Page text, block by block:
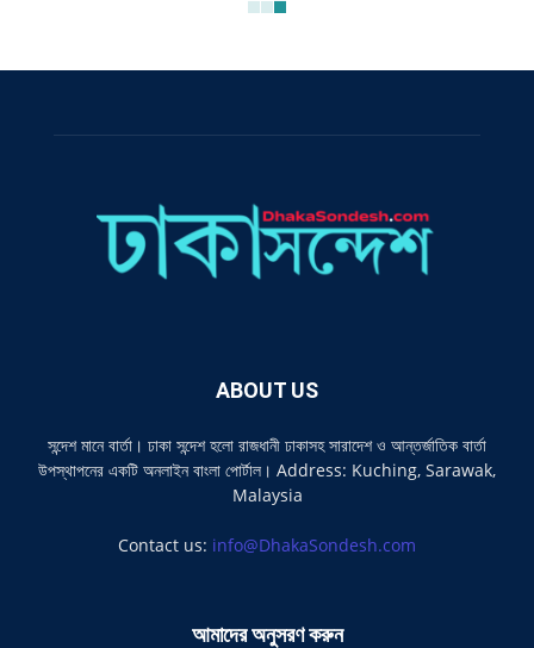
ABOUT US
সন্দেশ মানে বার্তা। ঢাকা সন্দেশ হলো রাজধানী ঢাকাসহ সারাদেশ ও আন্তর্জাতিক বার্তা
উপস্থাপনের একটি অনলাইন বাংলা পোর্টাল। Address: Kuching, Sarawak,
Malaysia
Contact us: info@DhakaSondesh.com
আমাদের অনুসরণ করুন